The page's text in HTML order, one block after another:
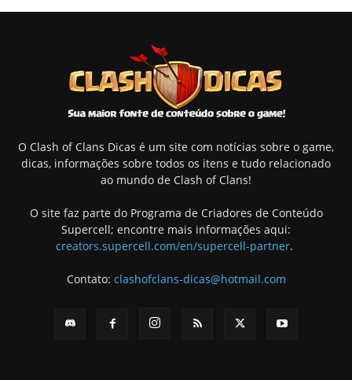
O Clash of Clans Dicas é um site com notícias sobre o game,
dicas, informações sobre todos os itens e tudo relacionado
ao mundo de Clash of Clans!
O site faz parte do Programa de Criadores de Conteúdo
Supercell; encontre mais informações aqui:
creators.supercell.com/en/supercell-partner.
Contato: clashofclans-dicas@hotmail.com